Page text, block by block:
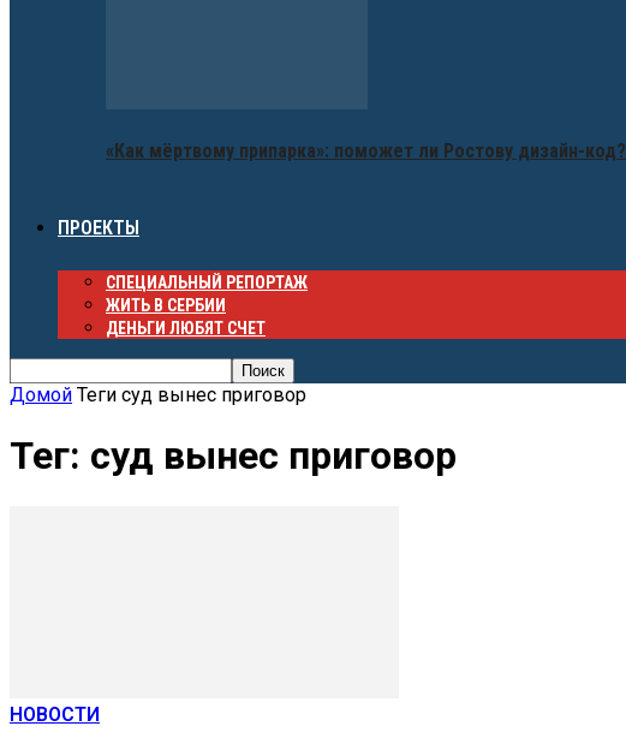
«Как мёртвому припарка»: поможет ли Ростову дизайн-код?
ПРОЕКТЫ
СПЕЦИАЛЬНЫЙ РЕПОРТАЖ
ЖИТЬ В СЕРБИИ
ДЕНЬГИ ЛЮБЯТ СЧЕТ
Домой Теги суд вынес приговор
Тег: суд вынес приговор
НОВОСТИ